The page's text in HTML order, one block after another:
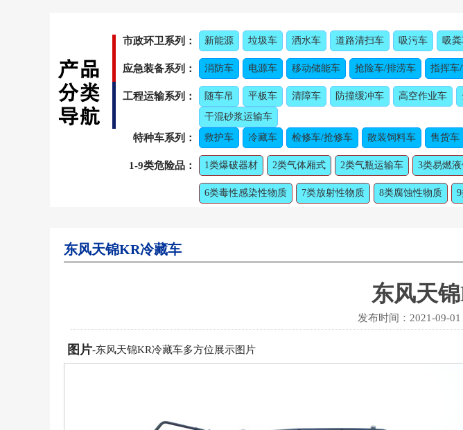
市政环卫系列： 新能源 垃圾车 洒水车 道路清扫车 吸污车 吸
应急装备系列： 消防车 电源车 移动储能车 抢险车/排涝车 指挥车
工程运输系列： 随车吊 平板车 清障车 防撞缓冲车 高空作业车
干混砂浆运输车
特种车系列： 救护车 冷藏车 检修车/抢修车 散装饲料车 售货车
1-9类危险品： 1类爆破器材 2类气体厢式 2类气瓶运输车 3类易燃
6类毒性感染性物质 7类放射性物质 8类腐蚀性物质
东风天锦KR冷藏车
东风天
发布时间： 2021-09-
图片-东风天锦KR冷藏车多方位展示图片